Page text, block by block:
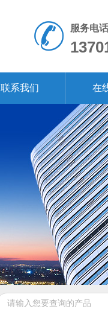
服务电话
联系我们 在